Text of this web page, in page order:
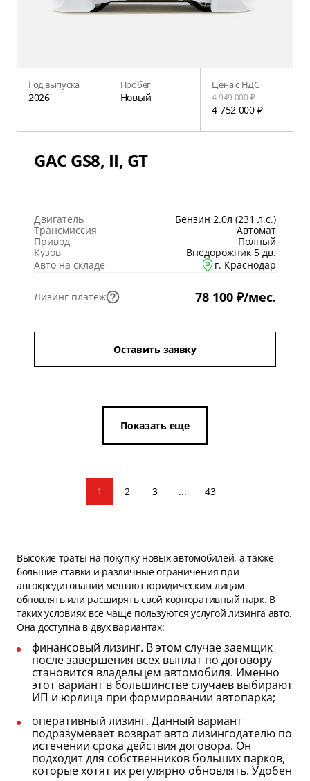
Год выпуска
2026
Пробег
Новый
Цена с НДС
4 949 000 ₽
4 752 000 ₽
GAC GS8, II, GT
Двигатель
Бензин 2.0л (231 л.с.)
Трансмиссия
Автомат
Привод
Полный
Кузов
Внедорожник 5 дв.
Авто на складе
г. Краснодар
Лизинг платеж 78 100 ₽/мес.
Оставить заявку
Показать еще
1 2 3 ... 43
Высокие траты на покупку новых автомобилей, а также
большие ставки и различные ограничения при
автокредитовании мешают юридическим лицам
обновлять или расширять свой корпоративный парк. В
таких условиях все чаще пользуются услугой лизинга авто.
Она доступна в двух вариантах:
финансовый лизинг. В этом случае заемщик
после завершения всех выплат по договору
становится владельцем автомобиля. Именно
этот вариант в большинстве случаев выбирают
ИП и юрлица при формировании автопарка;
оперативный лизинг. Данный вариант
подразумевает возврат авто лизингодателю по
истечении срока действия договора. Он
подходит для собственников больших парков,
которые хотят их регулярно обновлять. Удобен